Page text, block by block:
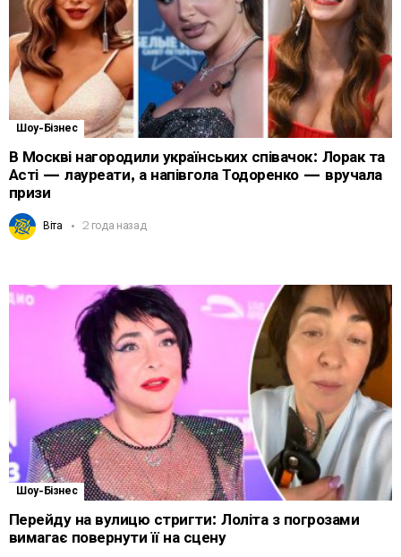
Шоу-Бізнес
В Москві нагородили українських співачок: Лорак та
Асті — лауреати, а напівгола Тодоренко — вручала
призи
Віта 2 года назад
Шоу-Бізнес
Перейду на вулицю стригти: Лоліта з погрозами
вимагає повернути її на сцену